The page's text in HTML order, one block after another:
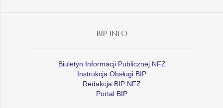
BIP INFO
Biuletyn Informacji Publicznej NFZ
Instrukcja Obsługi BIP
Redakcja BIP NFZ
Portal BIP